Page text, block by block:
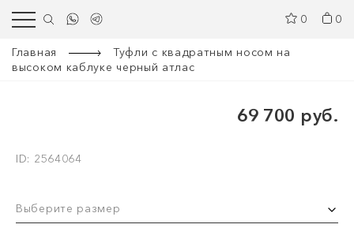
0 0
Главная
Туфли с квадратным носом на
высоком каблуке черный атлас
69 700 руб.
ID: 2564064
Выберите размер